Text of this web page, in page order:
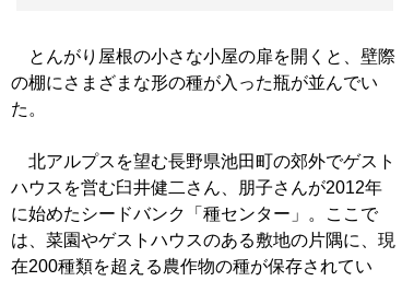
とんがり屋根の小さな小屋の扉を開くと、壁際
の棚にさまざまな形の種が入った瓶が並んでい
た。
北アルプスを望む長野県池田町の郊外でゲスト
ハウスを営む臼井健二さん、朋子さんが2012年
に始めたシードバンク「種センター」。ここで
は、菜園やゲストハウスのある敷地の片隅に、現
在200種類を超える農作物の種が保存されてい